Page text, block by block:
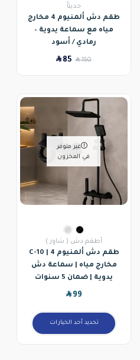
حديثاً
طقم دش ألمنيوم 4 مخارج
مياه مع سماعة يدوية –
رمادي / أسود
SAR150
SAR85
غير متوفر
في المخزون
أطقم دش ( شاور )
طقم دش ألمنيوم C-10 | 4
مخارج مياه | سماعة دش
يدوية | ضمان 5 سنوات
SAR99
تحديد أحد الخيارات